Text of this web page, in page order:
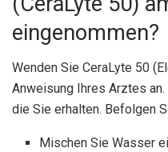
eingenommen?
Wenden Sie CeraLyte 50
Anweisung Ihres Arztes
die Sie erhalten. Befolgen
Mischen Sie Wasser